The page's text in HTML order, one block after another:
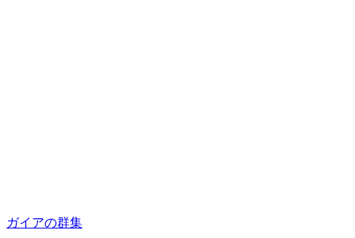
ガイアの群集